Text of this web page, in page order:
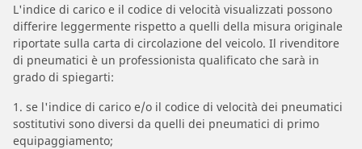
L'indice di carico e il codice di velocità visualizzati possono
differire leggermente rispetto a quelli della misura originale
riportate sulla carta di circolazione del veicolo. Il rivenditore
di pneumatici è un professionista qualificato che sarà in
grado di spiegarti:
1. se l'indice di carico e/o il codice di velocità dei pneumatici
sostitutivi sono diversi da quelli dei pneumatici di primo
equipaggiamento;